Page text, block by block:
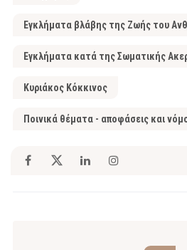
Εγκλήματα βλάβης της Ζωής του
Εγκλήματα κατά της Σωματικής
Κυριάκος Κόκκινος
Ποινικά θέματα - αποφάσεις και